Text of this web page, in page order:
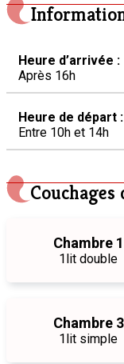
Heure d’arrivée :
Après 16h
Heure de départ :
Entre 10h et 14h
Couchages
Chambre 1
1lit double
Chambre 3
1lit simple